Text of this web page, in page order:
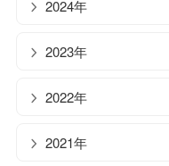
2024年
2023年
2022年
2021年